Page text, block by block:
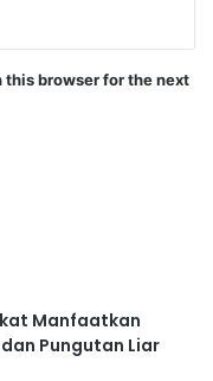
this browser for the next
Manfaatkan
Pungutan Liar